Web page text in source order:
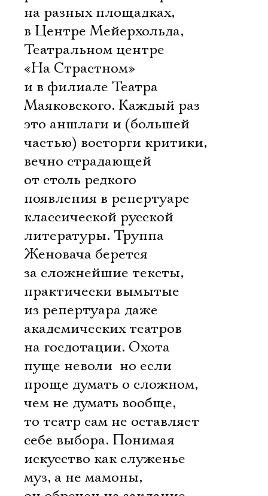
на разных площадках,
в Центре Мейерхольда,
Театральном центре
«На Страстном»
и в филиале Театра
Маяковского. Каждый раз
это аншлаги и (большей
частью) восторги критики,
вечно страдающей
от столь редкого
появления в репертуаре
классической русской
литературы. Труппа
Женовача берется
за сложнейшие тексты,
практически вымытые
из репертуара даже
академических театров
на госдотации. Охота
пуще неволи  но если
проще думать о сложном,
чем не думать вообще,
то театр сам не оставляет
себе выбора. Понимая
искусство как служенье
муз, а не мамоны,